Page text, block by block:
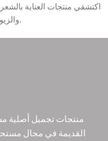
اكتشفي منتجات العناية
والزيوت والسيرومات للحصول على شعر صحي ولامع.
القديمة في مجال